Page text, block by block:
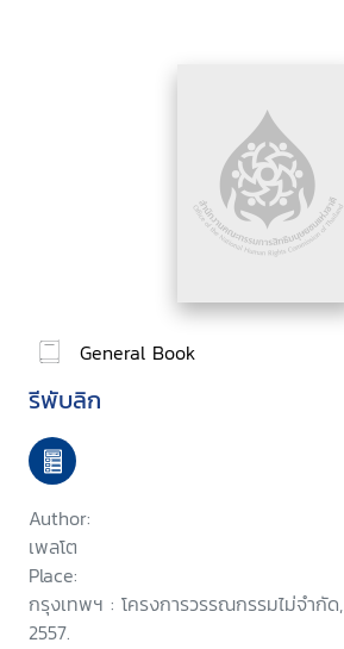
General Book
รีพับลิก
Author:
เพลโต
Place:
กรุงเทพฯ : โครงการวรรณกรรมไม่จำกัด,
2557.